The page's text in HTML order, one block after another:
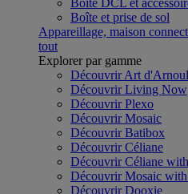
Boîte DCL et
Boîte et prise de sol
Appareillage, maison
tout
Explorer par gamme
Découvrir Art
Découvrir Living Now
Découvrir Plexo
Découvrir Mosaic
Découvrir Batibox
Découvrir Céliane
Découvrir Céliane
Découvrir Mosaic
Découvrir Dooxie